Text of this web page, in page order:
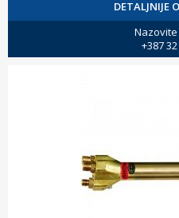
DETALJNIJE
+387